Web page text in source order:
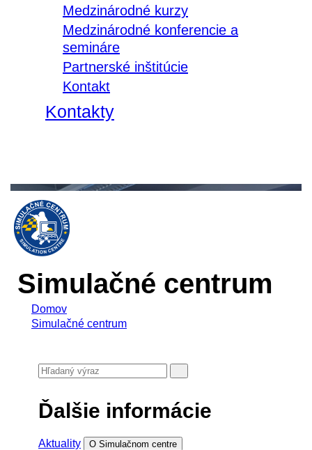
Medzinárodné kurzy
Medzinárodné konferencie a
semináre
Partnerské inštitúcie
Kontakt
Kontakty
Simulačné centrum
Domov
Simulačné centrum
Ďalšie informácie
Aktuality O Simulačnom centre